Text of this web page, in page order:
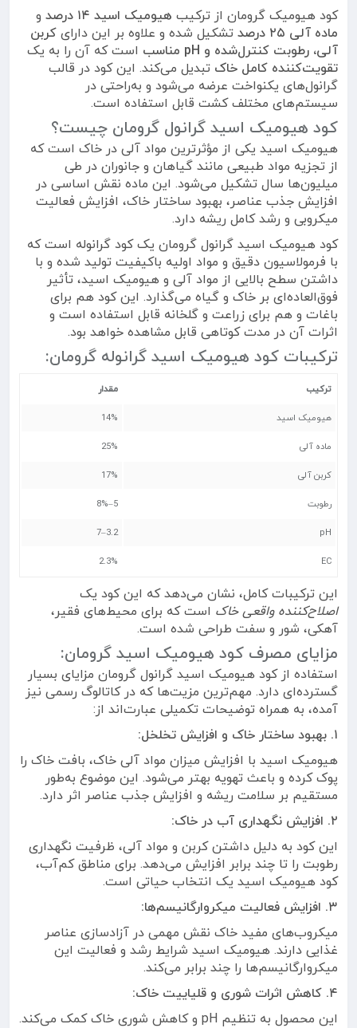
کود هیومیک گرومان از ترکیب هیومیک اسید ۱۴ درصد
و
ماده آلی ۲۵ درصد
تشکیل شده و علاوه بر این دارای کربن
آلی، رطوبت کنترل‌شده و pH مناسب
است که آن را به یک
تقویت‌کننده کامل خاک تبدیل می‌کند. این کود در قالب
گرانول‌های یکنواخت عرضه می‌شود و به‌راحتی در
سیستم‌های مختلف کشت قابل استفاده است.
کود هیومیک اسید گرانول گرومان چیست؟
هیومیک اسید یکی از مؤثرترین مواد آلی در خاک است که
از تجزیه مواد طبیعی مانند گیاهان و جانوران در طی
میلیون‌ها سال تشکیل می‌شود. این ماده نقش اساسی در
افزایش جذب عناصر، بهبود ساختار خاک، افزایش فعالیت
میکروبی و رشد کامل ریشه دارد.
کود هیومیک اسید گرانول گرومان یک کود گرانوله است که
با فرمولاسیون دقیق و مواد اولیه باکیفیت تولید شده و با
داشتن سطح بالایی از مواد آلی و هیومیک اسید، تأثیر
فوق‌العاده‌ای بر خاک و گیاه می‌گذارد. این کود هم برای
باغات و هم برای زراعت و گلخانه قابل استفاده است و
اثرات آن در مدت کوتاهی قابل مشاهده خواهد بود.
ترکیبات کود هیومیک اسید گرانوله گرومان:
ترکیب مقدار
هیومیک اسید 14%
ماده آلی 25%
کربن آلی 17%
رطوبت 5–8%
pH
3.2–7
EC
2.3%
این ترکیبات کامل، نشان می‌دهد که این کود یک
اصلاح‌کننده واقعی خاک است که برای محیط‌های فقیر،
آهکی، شور و سفت طراحی شده است.
مزایای مصرف کود هیومیک اسید گرومان:
استفاده از کود هیومیک اسید گرانول گرومان مزایای بسیار
گسترده‌ای دارد. مهم‌ترین مزیت‌ها که در کاتالوگ رسمی نیز
آمده، به همراه توضیحات تکمیلی عبارت‌اند از:
۱. بهبود ساختار خاک و افزایش تخلخل:
هیومیک اسید با افزایش میزان مواد آلی خاک، بافت خاک را
پوک کرده و باعث تهویه بهتر می‌شود. این موضوع به‌طور
مستقیم بر سلامت ریشه و افزایش جذب عناصر اثر دارد.
۲. افزایش نگهداری آب در خاک:
این کود به دلیل داشتن کربن و مواد آلی، ظرفیت نگهداری
رطوبت را تا چند برابر افزایش می‌دهد. برای مناطق کم‌آب،
کود هیومیک اسید یک انتخاب حیاتی است.
۳. افزایش فعالیت میکروارگانیسم‌ها:
میکروب‌های مفید خاک نقش مهمی در آزادسازی عناصر
غذایی دارند. هیومیک اسید شرایط رشد و فعالیت این
میکروارگانیسم‌ها را چند برابر می‌کند.
۴. کاهش اثرات شوری و قلیاییت خاک:
این محصول به تنظیم pH و کاهش شوری خاک کمک می‌کند.